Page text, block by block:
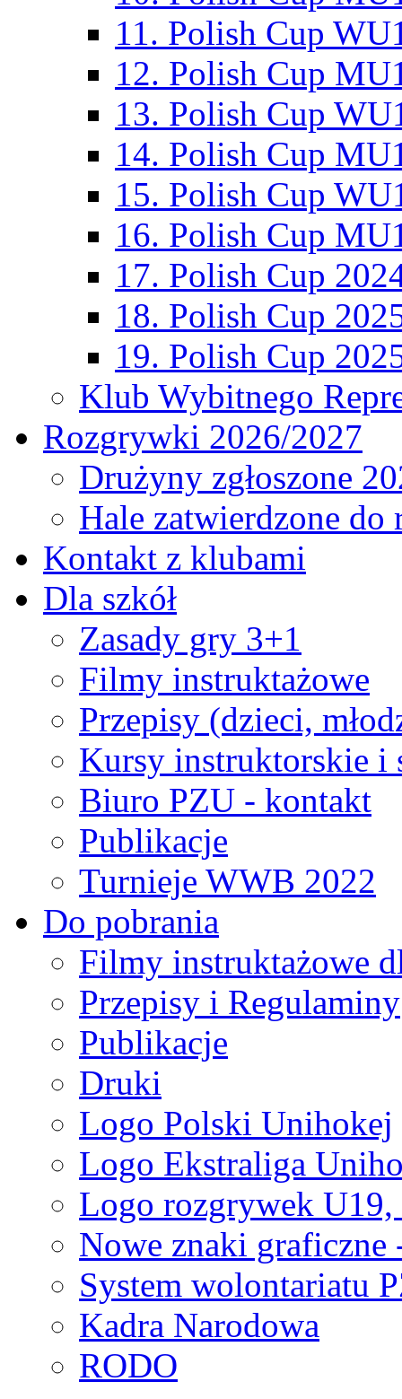
11. Polish Cup
12. Polish Cup
13. Polish Cup
14. Polish Cup
15. Polish Cup
16. Polish Cup
17. Polish Cup
18. Polish Cup
19. Polish Cup
Klub Wybitnego
Rozgrywki 2026/2027
Drużyny zgłoszone
Hale zatwierdzone
Kontakt z klubami
Dla szkół
Zasady gry 3+1
Filmy instruktażowe
Przepisy (dzieci,
Kursy instruktorskie i
Biuro PZU - kontakt
Publikacje
Turnieje WWB 2022
Do pobrania
Filmy instruktażowe
Przepisy i Regulaminy
Publikacje
Druki
Logo Polski Unihokej
Logo Ekstraliga
Logo rozgrywek
Nowe znaki graficzne
System wolontariatu
Kadra Narodowa
RODO